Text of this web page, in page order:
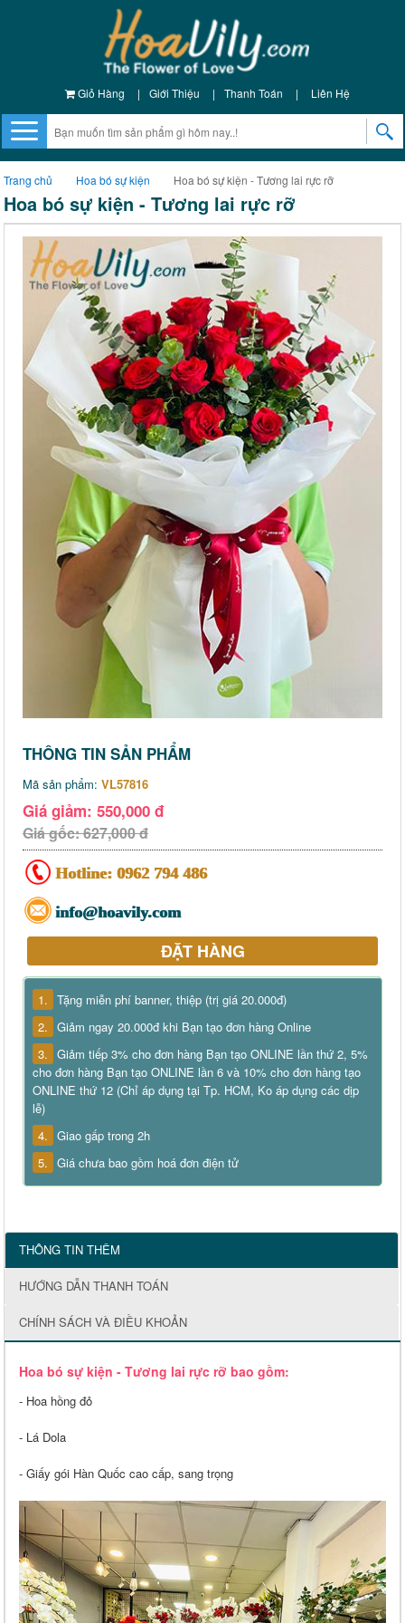
Giỏ Hàng | Giới Thiệu | Thanh Toán | Liên Hệ
Trang chủ Hoa bó sự kiện Hoa bó sự kiện - Tương lai rực rỡ
Hoa bó sự kiện - Tương lai rực rỡ
THÔNG TIN SẢN PHẨM
Mã sản phẩm: VL57816
Giá giảm: 550,000 đ
Giá gốc: 627,000 đ
Hotline: 0962 794 486
info@hoavily.com
ĐẶT HÀNG
1. Tặng miễn phí banner, thiệp (trị giá 20.000đ)
2. Giảm ngay 20.000đ khi Bạn tạo đơn hàng Online
3. Giảm tiếp 3% cho đơn hàng Bạn tạo ONLINE lần thứ 2, 5%
cho đơn hàng Bạn tạo ONLINE lần 6 và 10% cho đơn hàng tạo
ONLINE thứ 12 (Chỉ áp dụng tại Tp. HCM, Ko áp dụng các dịp
lễ)
4. Giao gấp trong 2h
5. Giá chưa bao gồm hoá đơn điện tử
THÔNG TIN THÊM
HƯỚNG DẪN THANH TOÁN
CHÍNH SÁCH VÀ ĐIỀU KHOẢN
Hoa bó sự kiện - Tương lai rực rỡ bao gồm:
- Hoa hồng đỏ
- Lá Dola
- Giấy gói Hàn Quốc cao cấp, sang trọng